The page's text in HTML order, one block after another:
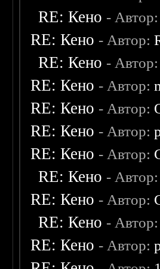
RE: Кено -
RE: Кено - Автор:
RE: Кено -
RE: Кено - Автор:
RE: Кено - Автор:
RE: Кено - Автор:
RE: Кено - Автор:
RE: Кено -
RE: Кено - Автор:
RE: Кено -
RE: Кено - Автор: